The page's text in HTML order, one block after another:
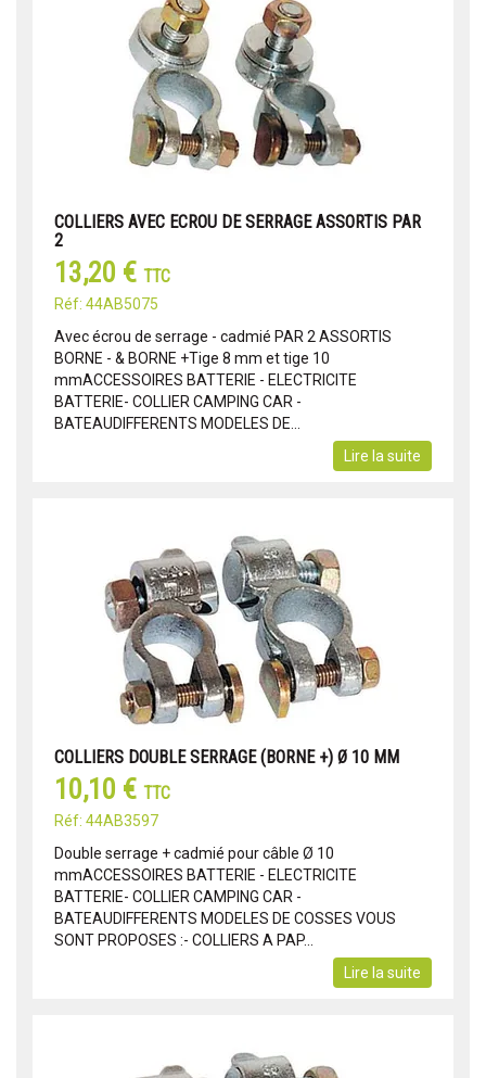
COLLIERS AVEC ECROU DE SERRAGE ASSORTIS PAR
2
13,20 € TTC
Réf: 44AB5075
Avec écrou de serrage - cadmié PAR 2 ASSORTIS
BORNE - & BORNE +Tige 8 mm et tige 10
mmACCESSOIRES BATTERIE - ELECTRICITE
BATTERIE- COLLIER CAMPING CAR -
BATEAUDIFFERENTS MODELES DE...
Lire la suite
COLLIERS DOUBLE SERRAGE (BORNE +) Ø 10 MM
10,10 € TTC
Réf: 44AB3597
Double serrage + cadmié pour câble Ø 10
mmACCESSOIRES BATTERIE - ELECTRICITE
BATTERIE- COLLIER CAMPING CAR -
BATEAUDIFFERENTS MODELES DE COSSES VOUS
SONT PROPOSES :- COLLIERS A PAP...
Lire la suite